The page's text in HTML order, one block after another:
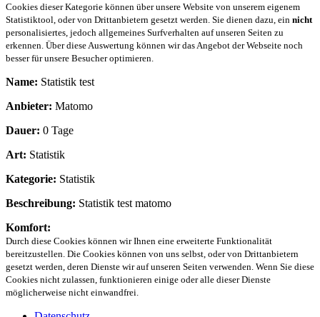
Cookies dieser Kategorie können über unsere Website von unserem eigenem
Statistiktool, oder von Drittanbietern gesetzt werden. Sie dienen dazu, ein nicht
personalisiertes, jedoch allgemeines Surfverhalten auf unseren Seiten zu
erkennen. Über diese Auswertung können wir das Angebot der Webseite noch
besser für unsere Besucher optimieren.
Name: Statistik test
Anbieter: Matomo
Dauer: 0 Tage
Art: Statistik
Kategorie: Statistik
Beschreibung: Statistik test matomo
Komfort:
Durch diese Cookies können wir Ihnen eine erweiterte Funktionalität
bereitzustellen. Die Cookies können von uns selbst, oder von Drittanbietern
gesetzt werden, deren Dienste wir auf unseren Seiten verwenden. Wenn Sie diese
Cookies nicht zulassen, funktionieren einige oder alle dieser Dienste
möglicherweise nicht einwandfrei.